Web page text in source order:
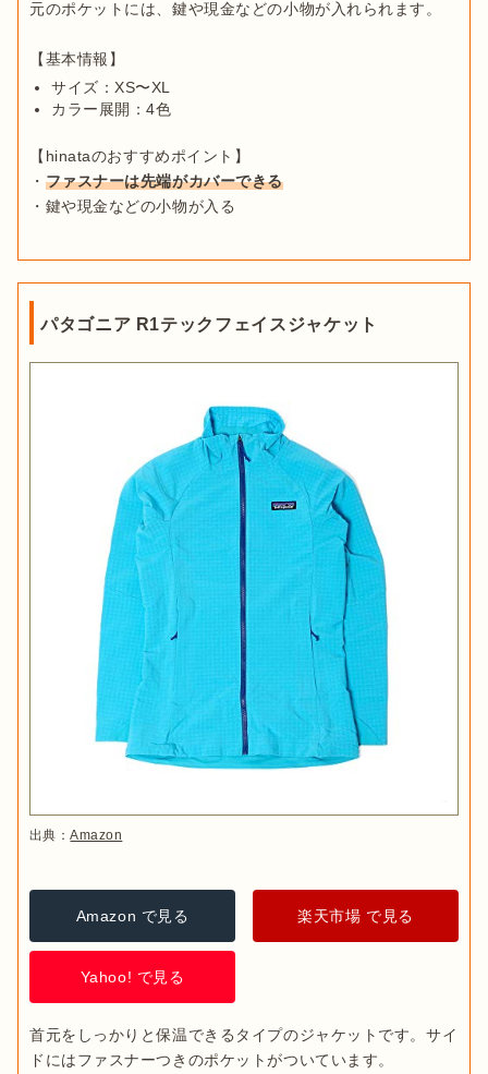
元のポケットには、鍵や現金などの小物が入れられます。
サイズ：XS〜XL
カラー展開：4色
【hinataのおすすめポイント】
・ ファスナーは先端がカバーできる
・鍵や現金などの小物が入る
パタゴニア R1テックフェイスジャケット
出典：Amazon
Amazon で見る 楽天市場 で見る
Yahoo! で見る
首元をしっかりと保温できるタイプのジャケットです。サイ
ドにはファスナーつきのポケットがついています。